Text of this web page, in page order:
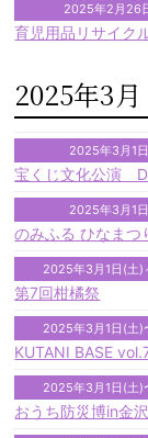
2025年2月26
育児用品リサイク
2025年3月
2025年3月1
宝くじ文化公演
2025年3月1
のみふる ひなまつ
2025年3月1日(土)
第7回柑橘祭
2025年3月1日(土)
KUTANI BASE
2025年3月1日(土)
おうち防災博in金沢